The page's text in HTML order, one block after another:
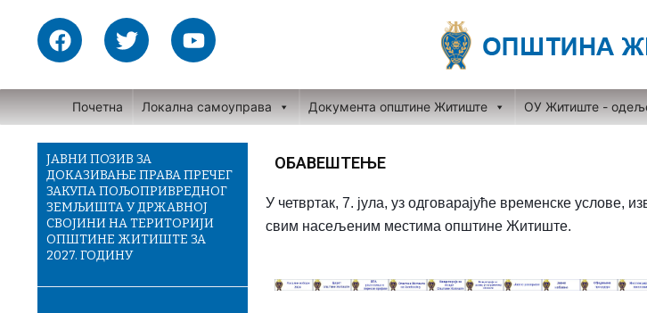
content
F
a
e
b
o
o
k
T
w
t
t
e
r
Y
o
t
u
b
Почетна Локална самоуправа Документа општине Житиште ОУ Житиште -
ЈАВНИ ПОЗИВ ЗА
ДОКАЗИВАЊЕ ПРАВА ПРЕЧЕГ
ЗАКУПА ПОЉОПРИВРЕДНОГ
ЗЕМЉИШТА У ДРЖАВНОЈ
СВОЈИНИ НА ТЕРИТОРИЈИ
ОПШТИНЕ ЖИТИШТЕ ЗА
2027. ГОДИНУ
ОБАВЕШТЕЊЕ
У четвртак, 7. јула, уз одговарајуће временске услове,
свим насељеним местима општине Житиште.